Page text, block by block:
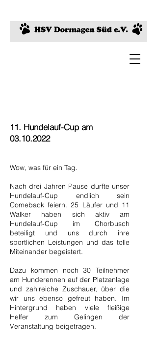
11. Hundelauf-Cup am
03.10.2022
Wow, was für ein Tag.
Nach drei Jahren Pause durfte unser
Hundelauf-Cup endlich sein
Comeback feiern. 25 Läufer und 11
Walker haben sich aktiv am
Hundelauf-Cup im Chorbusch
beteiligt und uns durch ihre
sportlichen Leistungen und das tolle
Miteinander begeistert.
Dazu kommen noch 30 Teilnehmer
am Hunderennen auf der Platzanlage
und zahlreiche Zuschauer, über die
wir uns ebenso gefreut haben. Im
Hintergrund haben viele fleißige
Helfer zum Gelingen der
Veranstaltung beigetragen.